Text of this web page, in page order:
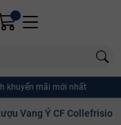
khuyến mãi mới nhất
Vang Ý CF Collefrisio